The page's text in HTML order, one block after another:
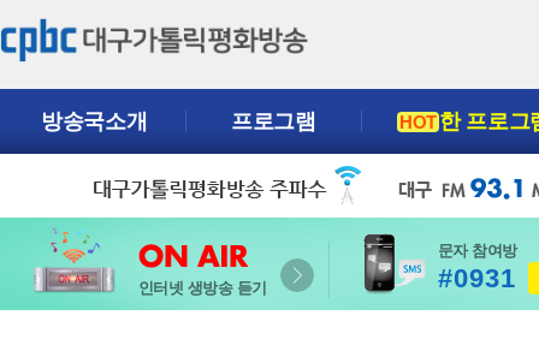
방송국소개 프로그램 HOT한 프로그
인터넷 생방송 듣기
문자 참여방
#0931